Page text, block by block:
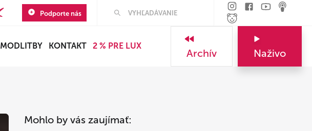
Podporte nás
MODLITBY KONTAKT 2 % PRE LUX
Archív Naživo
Mohlo by vás zaujímať: